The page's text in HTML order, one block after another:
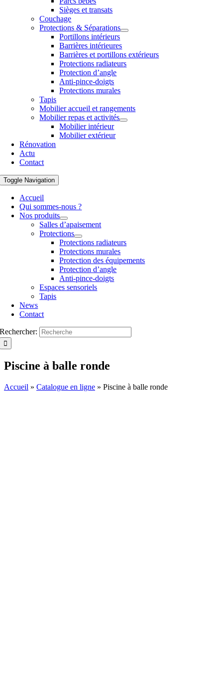
Sièges et transats
Couchage
Protections & Séparations
Portillons intérieurs
Barrières intérieures
Barrières et portillons extérieurs
Protections radiateurs
Protection d’angle
Anti-pince-doigts
Protections murales
Tapis
Mobilier accueil et rangements
Mobilier repas et activités
Mobilier intérieur
Mobilier extérieur
Rénovation
Actu
Contact
Toggle Navigation
Accueil
Qui sommes-nous ?
Nos produits
Salles d’apaisement
Protections
Protections radiateurs
Protections murales
Protection des équipements
Protection d’angle
Anti-pince-doigts
Espaces sensoriels
Tapis
News
Contact
Rechercher:
Piscine à balle ronde
Accueil » Catalogue en ligne » Piscine à balle ronde